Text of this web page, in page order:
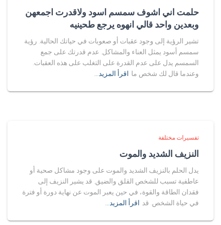
حلمت اني اشوف سمسم اسود ولاقدرت اجمعهن
وبعدين واحد قالي انهوه يرجع طحينيه
تشير الرؤية إلى وجود عقبات أو صعوبات في حياتك الحالية. رؤية
سمسم أسود يمثل العناء والمشاكل. عدم قدرتك على جمع
السمسم يدل على عدم القدرة على التغلب على هذه العقبات.
وعندما قال لك شخص ما اقرأ المزيد…
تفسيرات مختلفة
النزيف الشديد والموت
يدل الحلم بالنزيف الشديد والموت على وجود مشاكل صحية أو
عاطفية تسبب للشخص القلق والضيق. قد يشير النزيف إلى
فقدان الطاقة والقوة، في حين يعبر الموت عن نهاية دورة أو فترة
في حياة الشخص. قد اقرأ المزيد…